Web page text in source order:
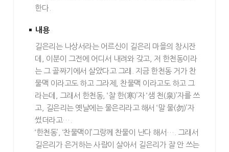
한다.
내용
길은리는 나상서라는 어르신이 길은리 마을의 창시잔
데, 이분이 그전에 어디서 내려와 갖고, 저 한천동이라
는 그 골짜기에서 살았다고 그래. 지금 한천동 거가 찬
물맥 이라고도 하고 그라제, 찬물맥 이라고도 하고 그
라는데, 그래서 한천동, ‘찰 한(寒)’자 ‘샘 천(泉)’자를 쓰
고, 길은리는 옛날에는 물은리라고 해서 ‘말 물(勿)’자
썼더라고….
‘한천동’, ‘찬물맥이’그랑께 찬물이 난다 해서…. 그래서
길은리가 은거하는 사람이 살아서 길은리가 잘 안 쓰는